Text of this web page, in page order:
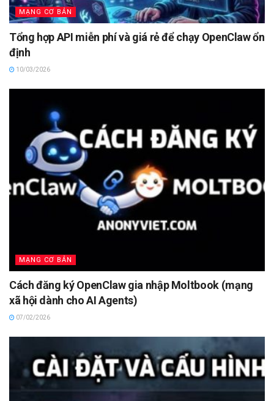
MẠNG CƠ BẢN
Tổng hợp API miễn phí và giá rẻ để chạy OpenClaw ổn
định
10/03/2026
MẠNG CƠ BẢN
Cách đăng ký OpenClaw gia nhập Moltbook (mạng
xã hội dành cho AI Agents)
07/02/2026